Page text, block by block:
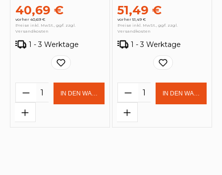
40,69 €
vorher 40,69 €
Preise inkl. MwSt., ggf. zzgl.
Versandkosten
1 - 3 Werktage
Produkt Anzahl: Gib den
IN DEN WARENKORB
51,49 €
vorher 51,49 €
Preise inkl. MwSt., ggf. zzgl.
Versandkosten
1 - 3 Werktage
Produkt Anzahl:
IN DEN